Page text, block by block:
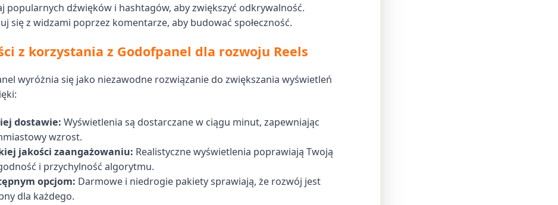
popularnych dźwięków i hashtagów, aby zwiększyć odkrywalność.
się z widzami poprzez komentarze, aby budować społeczność.
z korzystania z Godofpanel dla rozwoju Reels
wyróżnia się jako niezawodne rozwiązanie do zwiększania wyświetleń
dostawie: Wyświetlenia są dostarczane w ciągu minut, zapewniając
wzrost.
jakości zaangażowaniu: Realistyczne wyświetlenia poprawiają Twoją
i przychylność algorytmu.
opcjom: Darmowe i niedrogie pakiety sprawiają, że rozwój jest
dla każdego.